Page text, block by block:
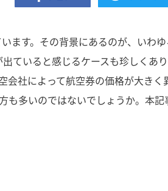
ます。その背景にあるのが、いわ
ていると感じるケースも珍しくあり
会社によって航空券の価格が大きく
多いのではないでしょうか。本記